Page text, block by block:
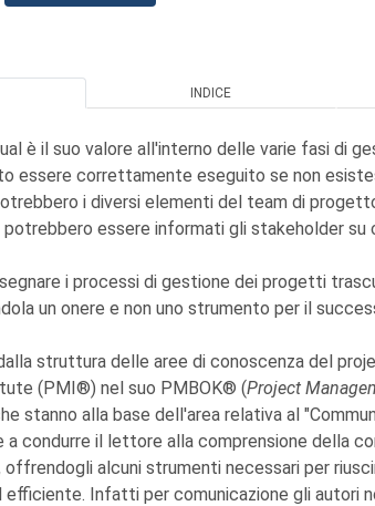
INDICE
è il suo valore all'interno delle varie fasi di
essere correttamente eseguito se non
i diversi elementi del team di
potrebbero essere informati gli stakeholder
i processi di gestione dei progetti
un onere e non uno strumento per il
struttura delle aree di conoscenza del
(PMI®) nel suo PMBOK® (Project
stanno alla base dell'area relativa al
a condurre il lettore alla comprensione della
offrendogli alcuni strumenti necessari per
Infatti per comunicazione gli autori